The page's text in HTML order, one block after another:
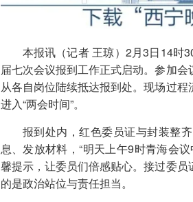
本报讯（记者 王琼）2月3日14时
届七次会议报到工作正式启动。参加
从各自岗位陆续抵达报到处。现场过
进入“两会时间”。
报到处内，红色委员证与封装整
息、发放材料，“明天上午9时青海会
馨提示，让委员们倍感贴心。接过委
的是政治站位与责任担当。